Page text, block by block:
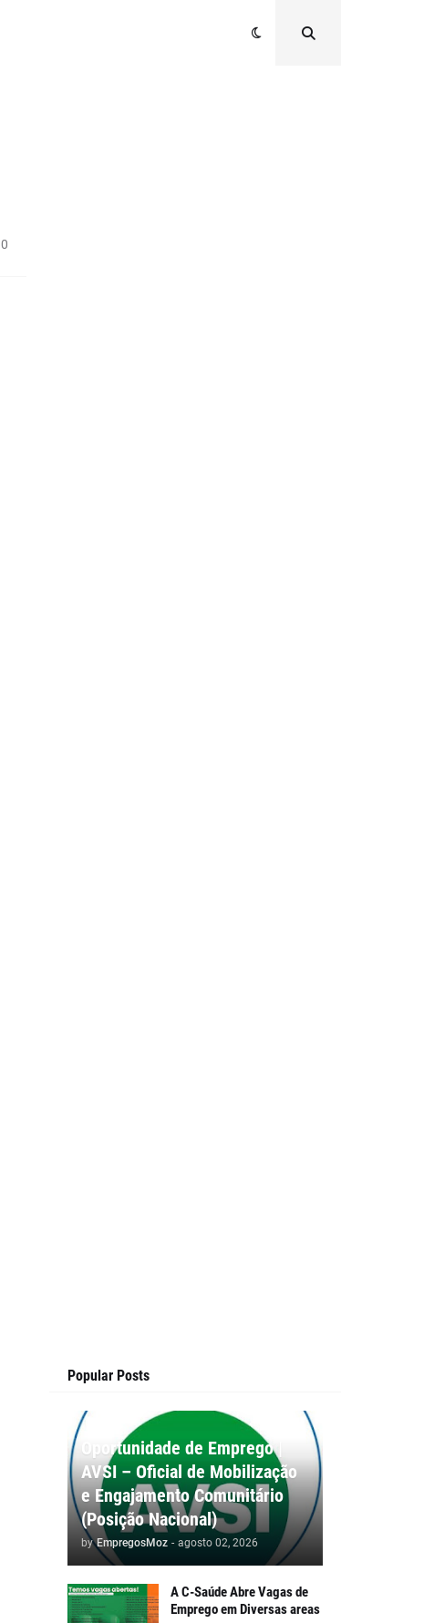
0
Popular Posts
Oportunidade de Emprego |
AVSI – Oficial de Mobilização
e Engajamento Comunitário
(Posição Nacional)
by EmpregosMoz - agosto 02, 2026
A C-Saúde Abre Vagas de
Emprego em Diversas areas